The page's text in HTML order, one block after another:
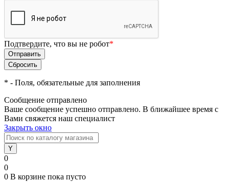
Подтвердите, что вы не робот*
* - Поля, обязательные для заполнения
Сообщение отправлено
Ваше сообщение успешно отправлено. В ближайшее время с
Вами свяжется наш специалист
Закрыть окно
0
0
0 В корзине пока пусто